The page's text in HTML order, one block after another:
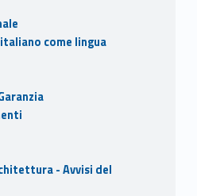
come lingua
- Avvisi del